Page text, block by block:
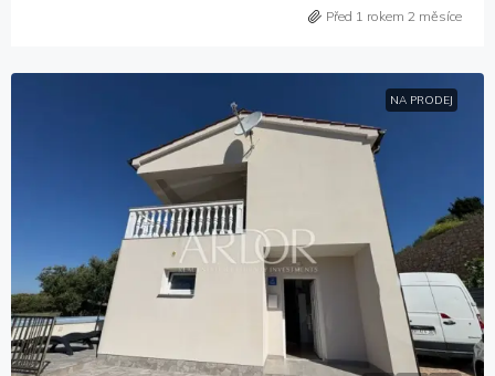
Před 1 rokem 2 měsíce
NA PRODEJ